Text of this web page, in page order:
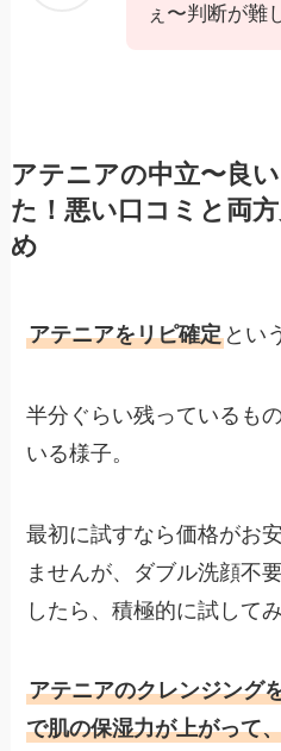
ぇ〜判断が難
アテニアの中立〜良
た！悪い口コミと両
め
アテニアをリピ確定 とい
半分ぐらい残っているも
いる様子。
最初に試すなら価格がお
ませんが、ダブル洗顔不
したら、積極的に試して
アテニアのクレンジング
で肌の保湿力が上がって